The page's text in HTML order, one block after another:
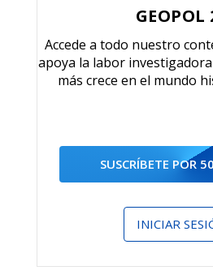
GEOPOL
Accede a todo nuestro
apoya la labor
más crece en el mundo
SUSCRÍBETE POR
INICIAR